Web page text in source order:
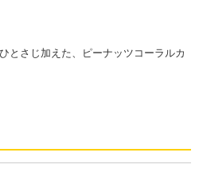
とさじ加えた、ピーナッツコーラルカ